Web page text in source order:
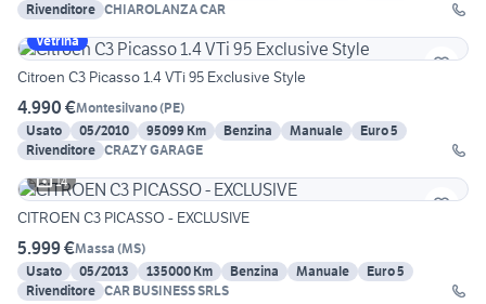
Rivenditore CHIAROLANZA CAR
Vetrina
Citroen C3 Picasso 1.4 VTi 95 Exclusive Style
4.990 €Montesilvano(PE)
Usato
05/2010 95099 Km Benzina Manuale
Euro 5
Rivenditore CRAZY GARAGE
14
CITROEN C3 PICASSO - EXCLUSIVE
5.999 €Massa (MS)
Usato
05/2013 135000 Km Benzina Manuale
Euro 5
Rivenditore CAR BUSINESS SRLS